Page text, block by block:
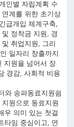
인별 자립계획 수
연계를 위한 초기상
급개입 체계구축,
정착금 지원, 경
취업지원, 그리
일자리 창출까지
지원을 넘어서 장
경감, 사회적 비용
와 송파동료지원쉼
원으로 동료지원
우 의미 있는 첫걸
타임 중심이고, 연